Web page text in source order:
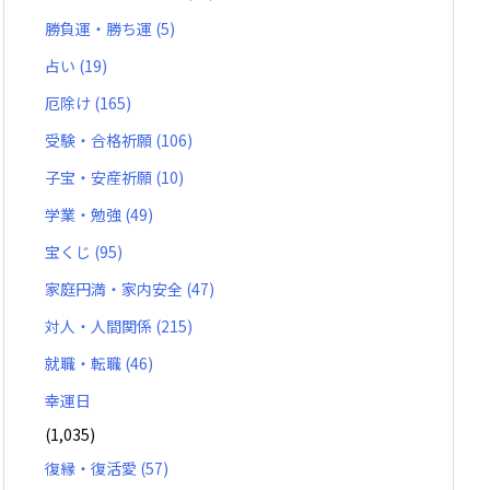
勝負運・勝ち運 (5)
占い (19)
厄除け (165)
受験・合格祈願 (106)
子宝・安産祈願 (10)
学業・勉強 (49)
宝くじ (95)
家庭円満・家内安全 (47)
対人・人間関係 (215)
就職・転職 (46)
幸運日
(1,035)
復縁・復活愛 (57)